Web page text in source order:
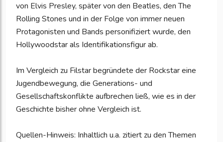
von Elvis Presley, später von den Beatles, den The
Rolling Stones und in der Folge von immer neuen
Protagonisten und Bands personifiziert wurde, den
Hollywoodstar als Identifikationsfigur ab.
Im Vergleich zu Filstar begründete der Rockstar eine
Jugendbewegung, die Generations- und
Gesellschaftskonflikte aufbrechen ließ, wie es in der
Geschichte bisher ohne Vergleich ist.
Quellen-Hinweis: Inhaltlich u.a. zitiert zu den Themen